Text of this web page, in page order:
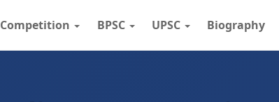
BPSC UPSC Biography